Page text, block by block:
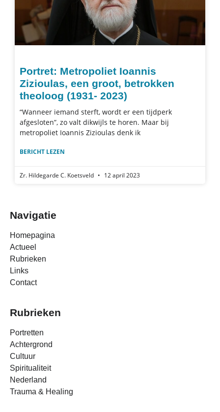
Portret: Metropoliet Ioannis
Zizioulas, een groot, betrokken
theoloog (1931- 2023)
“Wanneer iemand sterft, wordt er een tijdperk
afgesloten”, zo valt dikwijls te horen. Maar bij
metropoliet Ioannis Zizioulas denk ik
BERICHT LEZEN
Zr. Hildegarde C. Koetsveld 12 april 2023
Navigatie
Homepagina
Actueel
Rubrieken
Links
Contact
Rubrieken
Portretten
Achtergrond
Cultuur
Spiritualiteit
Nederland
Trauma & Healing